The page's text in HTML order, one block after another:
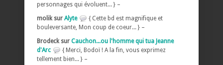
personnages qui évoluent... } –
molik sur Alyte
{ Cette bd est magnifique et
bouleversante, Mon coup de coeur... } –
Brodeck sur Cauchon...ou l'homme qui tua Jeanne
d'Arc
{ Merci, Bodoï ! A la fin, vous exprimez
tellement bien... } –